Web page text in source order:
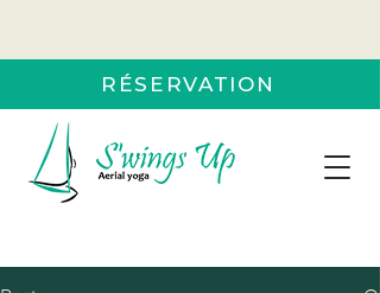
RÉSERVATION